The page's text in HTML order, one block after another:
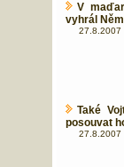
V
vyhrál
27.8.2007
Také
posouvat
27.8.2007